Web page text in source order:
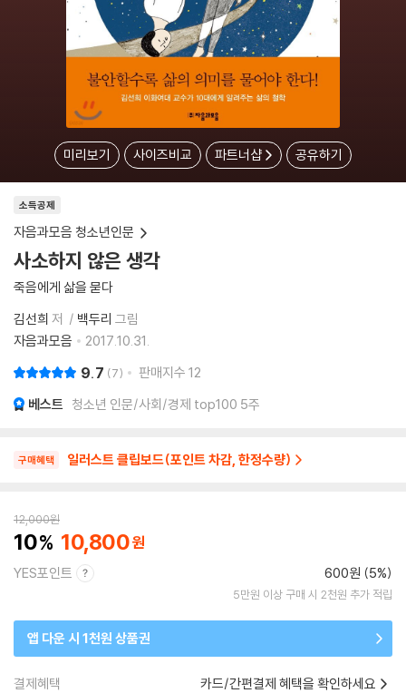
미리보기 사이즈비교 파트너샵 공유하기
소득공제
자음과모음 청소년인문
사소하지 않은 생각
죽음에게 삶을 묻다
김선희 저 백두리 그림
자음과모음
2017.10.31.
9.7 7 판매지수 12
베스트 청소년 인문/사회/경제 top100 5주
구매혜택 일러스트 클립보드(포인트 차감, 한정수량)
12,000원
10 10,800
YES포인트 600원 (5%)
5만원 이상 구매 시 2천원 추가 적립
앱 다운 시 1천원 상품권
결제혜택 카드/간편결제 혜택을 확인하세요